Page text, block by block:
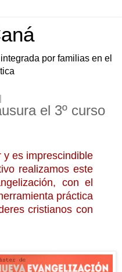
por familias en el
el 3º curso
y es imprescindible
realizamos este
con el
práctica
cristianos con